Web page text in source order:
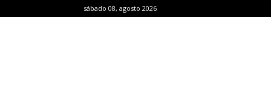
sábado 08, agosto 2026